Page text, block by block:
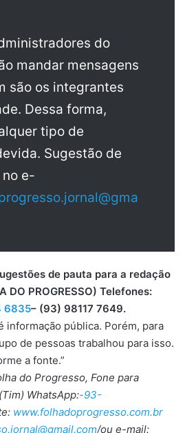
do
mandar mensagens
são os integrantes
Dessa forma,
tipo de
Sugestão de
e-
de pauta para a redação
DO PROGRESSO) Telefones:
6835– (93) 98117 7649.
informação pública. Porém, para
de pessoas trabalhou para isso.
a fonte.”
do Progresso, Fone para
WhatsApp:-93-
www.folhadoprogresso.com.br
/ou e-mail: